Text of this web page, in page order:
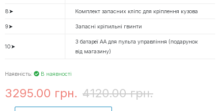
8➤ Комплект запасних кліпс для кріплення кузова
9➤ Запасні кріпильні гвинти
10➤
3 батареї AA для пульта управління (подарунок
від магазину)
Наявність: В наявності
3295.00 грн. 4120.00 грн.